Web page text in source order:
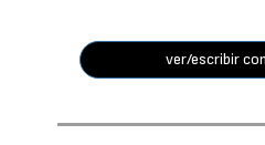
ver/escribir